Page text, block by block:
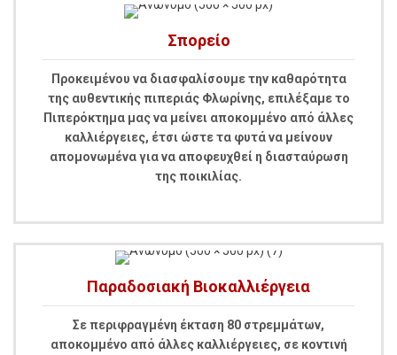
Σπορείο
Προκειμένου να διασφαλίσουμε την καθαρότητα
της αυθεντικής πιπεριάς Φλωρίνης, επιλέξαμε το
Πιπερόκτημα μας να μείνει αποκομμένο από άλλες
καλλιέργειες, έτσι ώστε τα φυτά να μείνουν
απομονωμένα για να αποφευχθεί η διασταύρωση
της ποικιλίας.
Παραδοσιακή Βιοκαλλιέργεια
Σε περιφραγμένη έκταση 80 στρεμμάτων,
αποκομμένο από άλλες καλλιέργειες, σε κοντινή